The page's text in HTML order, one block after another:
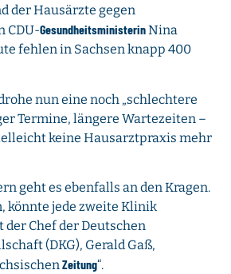
der Hausärzte gegen
CDU-GesundheitsministerinNina
fehlen in Sachsen knapp 400
nun eine noch „schlechtere
Termine, längere Wartezeiten –
keine Hausarztpraxis mehr
geht es ebenfalls an den Kragen.
könnte jede zweite Klinik
Chef der Deutschen
(DKG), Gerald Gaß,
Zeitung“.